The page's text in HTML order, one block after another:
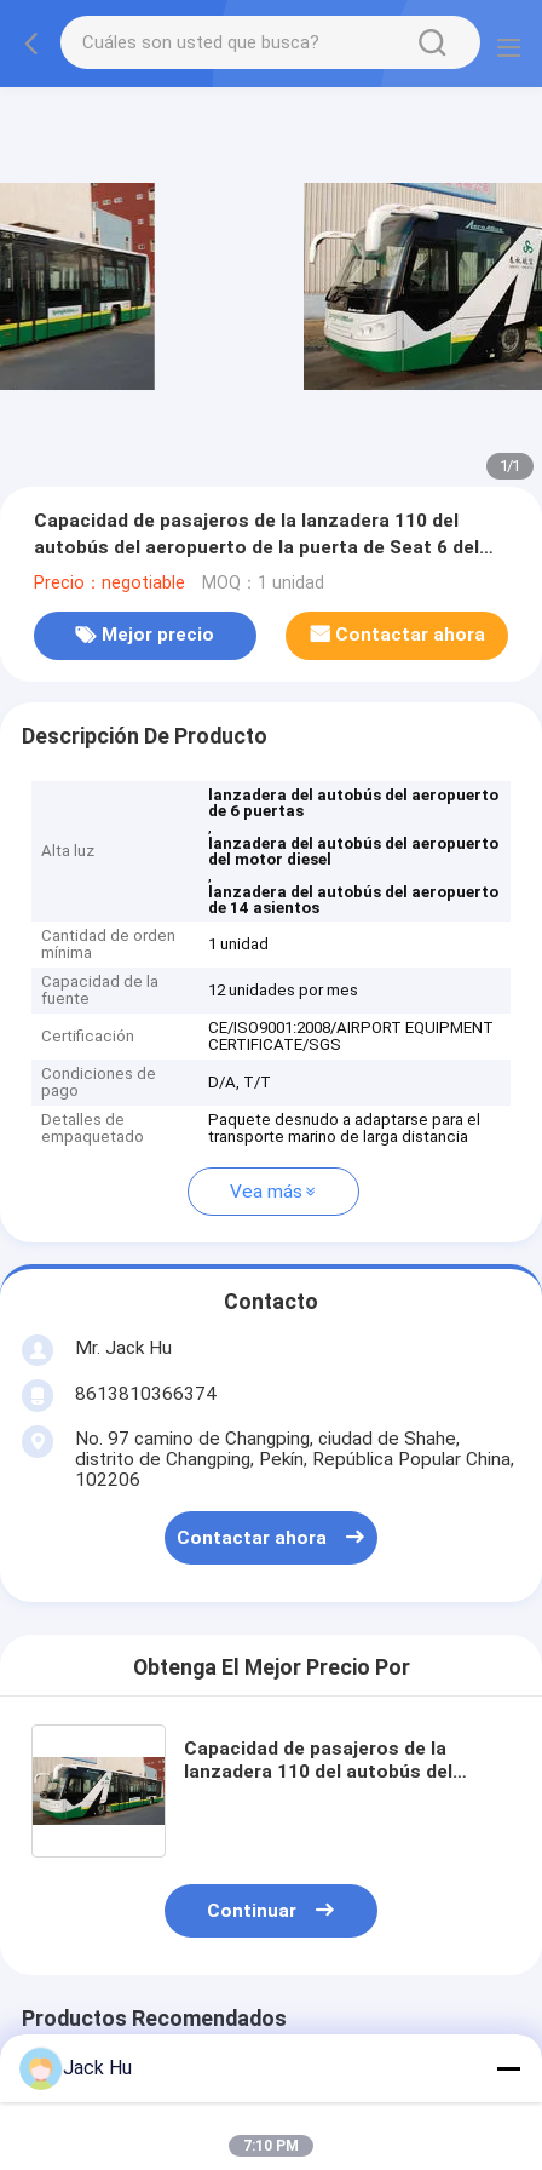
1/1
Capacidad de pasajeros de la lanzadera 110 del
autobús del aeropuerto de la puerta de Seat 6 del
motor diesel 14
Precio：negotiable MOQ：1 unidad
Mejor precio Contactar ahora
Descripción De Producto
Alta luz
lanzadera del autobús del aeropuerto
de 6 puertas
,
lanzadera del autobús del aeropuerto
del motor diesel
,
lanzadera del autobús del aeropuerto
de 14 asientos
Cantidad de orden
mínima
1 unidad
Capacidad de la
fuente
12 unidades por mes
Certificación
CE/ISO9001:2008/AIRPORT EQUIPMENT
CERTIFICATE/SGS
Condiciones de
pago
D/A, T/T
Detalles de
empaquetado
Paquete desnudo a adaptarse para el
transporte marino de larga distancia
Vea más
Contacto
Mr. Jack Hu
8613810366374
No. 97 camino de Changping, ciudad de Shahe,
distrito de Changping, Pekín, República Popular China,
102206
Contactar ahora
Obtenga El Mejor Precio Por
Capacidad de pasajeros de la
lanzadera 110 del autobús del
Continuar
Productos Recomendados
Jack Hu
7:10 PM